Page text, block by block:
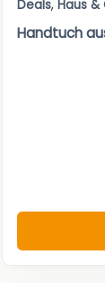
Deals, Haus
Handtuch